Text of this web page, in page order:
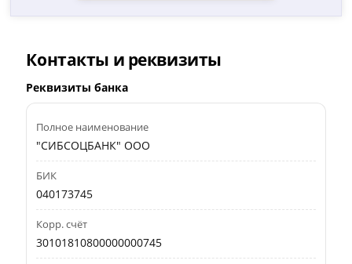
Контакты и реквизиты
Реквизиты банка
Полное наименование
"СИБСОЦБАНК" ООО
БИК
040173745
Корр. счёт
30101810800000000745